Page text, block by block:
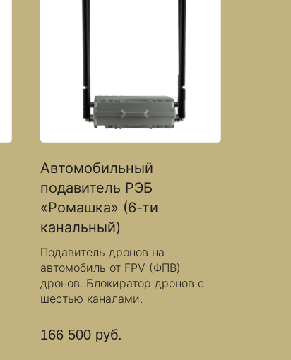
Автомобильный
подавитель РЭБ
«Ромашка» (6-ти
канальный)
Подавитель дронов на
автомобиль от FPV (ФПВ)
дронов. Блокиратор дронов с
шестью каналами.
166 500 руб.